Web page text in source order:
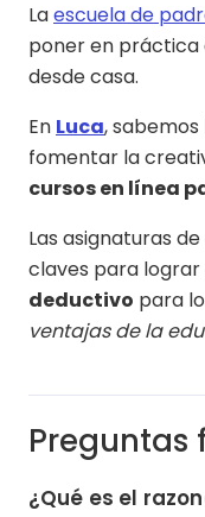
Laescuela de
poner en práctica
desde casa.
En Luca,
fomentar la
cursos en línea
Las asignaturas
claves para lograr
deductivo para
ventajas de la
Preguntas
¿Qué es el